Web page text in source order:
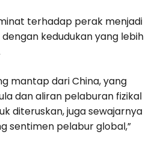
terhadap perak menjadi
kedudukan yang lebih
mantap dari China, yang
dan aliran pelaburan fizikal
diteruskan, juga sewajarnya
sentimen pelabur global,”